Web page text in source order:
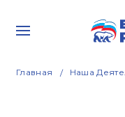
Главная Наша